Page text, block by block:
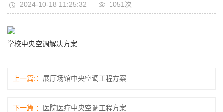
2024-10-18 11:25:32 1051次
学校中央空调解决方案
上一篇: 展厅场馆中央空调工程方案
下一篇: 医院医疗中央空调工程方案